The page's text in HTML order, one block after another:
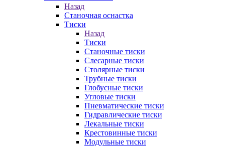
Назад
Станочная оснастка
Тиски
Назад
Тиски
Станочные тиски
Слесарные тиски
Столярные тиски
Трубные тиски
Глобусные тиски
Угловые тиски
Пневматические тиски
Гидравлические тиски
Лекальные тиски
Крестовинные тиски
Модульные тиски